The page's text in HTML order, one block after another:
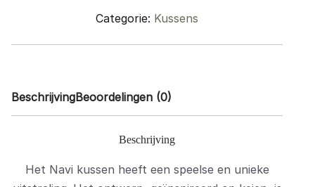
Categorie: Kussens
BeschrijvingBeoordelingen (0)
Beschrijving
Het Navi kussen heeft een speelse en unieke